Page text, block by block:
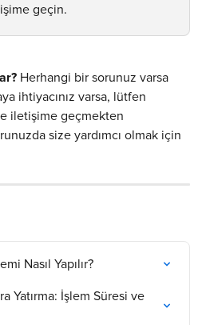
geçin.
Herhangi bir sorunuz varsa
ihtiyacınız varsa, lütfen
iletişime geçmekten
size yardımcı olmak için
Nasıl Yapılır?
Yatırma: İşlem Süresi ve